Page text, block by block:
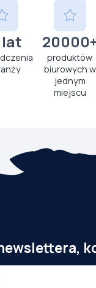
lat
produktów
biurowych w
jednym
miejscu